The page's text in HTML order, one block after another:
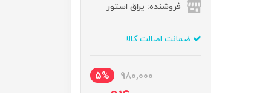
فروشنده: یراق استور
ضمانت اصالت کالا
980,000
5%